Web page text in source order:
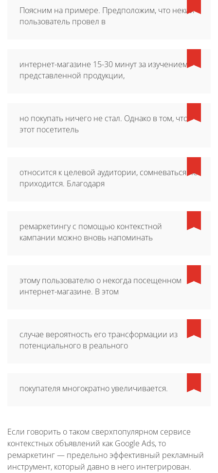
Поясним на примере. Предположим, что некий
пользователь провел в
интернет-магазине 15-30 минут за изучением
представленной продукции,
но покупать ничего не стал. Однако в том, что
этот посетитель
относится к целевой аудитории, сомневаться не
приходится. Благодаря
ремаркетингу с помощью контекстной
кампании можно вновь напоминать
этому пользователю о некогда посещенном
интернет-магазине. В этом
случае вероятность его трансформации из
потенциального в реального
покупателя многократно увеличивается.
Если говорить о таком сверхпопулярном сервисе
контекстных объявлений как Google Ads, то
ремаркетинг — предельно эффективный рекламный
инструмент, который давно в него интегрирован.